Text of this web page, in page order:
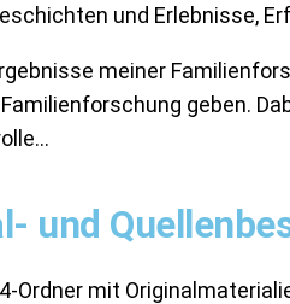
und Erlebnisse,
meiner
geben.
und
Ordner mit